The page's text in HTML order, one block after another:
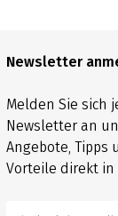
Newsletter
Melden Sie sich
Newsletter an
Angebote, Tipps
Vorteile direkt in